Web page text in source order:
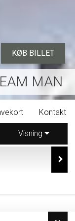
MAN
KØB BILLET
Kontakt
Visning